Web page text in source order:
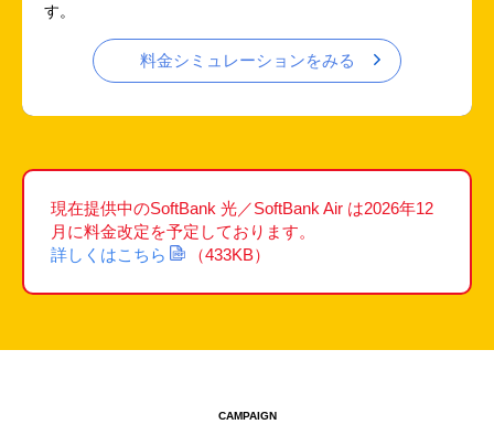
す。
料金シミュレーションをみる
現在提供中のSoftBank 光／SoftBank Air は2026年12
月に料金改定を予定しております。
詳しくはこちら
（433KB）
CAMPAIGN